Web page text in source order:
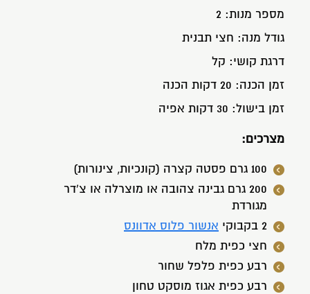
מספר מנות: 2
גודל מנה: חצי תבנית
דרגת קושי: קל
זמן הכנה: 20 דקות הכנה
זמן בישול: 30 דקות אפיה
מצרכים:
100 גרם פסטה קצרה (קונכיות, צינורות)
200 גרם גבינה צהובה או מוצרלה או צ'דר
מגורדת
2 בקבוקי
אנשור פלוס אדוונס
חצי כפית מלח
רבע כפית פלפל שחור
רבע כפית אגוז מוסקט טחון